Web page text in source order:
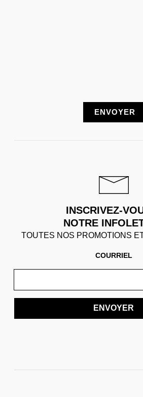
INSCRIVEZ-
NOTRE
TOUTES NOS PROMOTIONS
COURRIEL
ENVOYER